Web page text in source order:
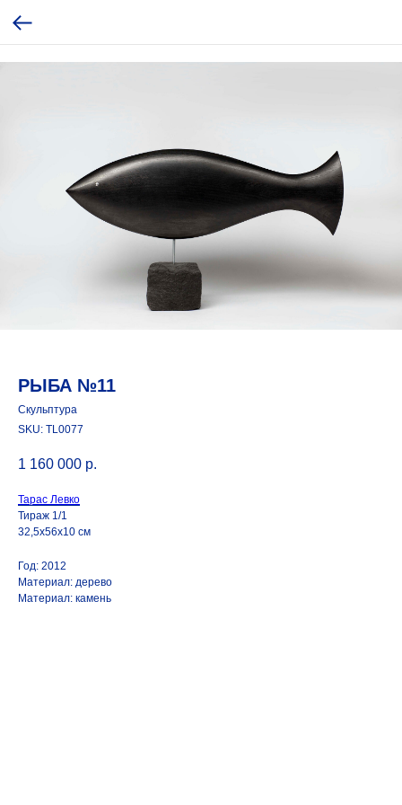
РЫБА №11
Скульптура
SKU: TL0077
1 160 000 р.
Тарас Левко
Тираж 1/1
32,5х56х10 см
Год: 2012
Материал: дерево
Материал: камень